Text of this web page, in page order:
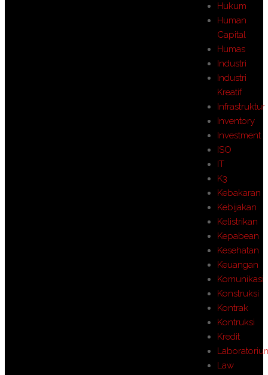
Hukum
Human
Capital
Humas
Industri
Industri
Kreatif
Infrastruktur
Inventory
Investment
ISO
IT
K3
Kebakaran
Kebijakan
Kelistrikan
Kepabean
Kesehatan
Keuangan
Komunikasi
Konstruksi
Kontrak
Kontruksi
Kredit
Law